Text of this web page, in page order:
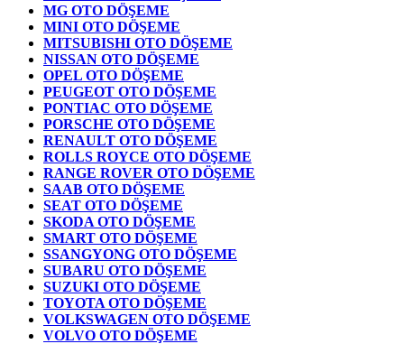
MG OTO DÖŞEME
MINI OTO DÖŞEME
MITSUBISHI OTO DÖŞEME
NISSAN OTO DÖŞEME
OPEL OTO DÖŞEME
PEUGEOT OTO DÖŞEME
PONTIAC OTO DÖŞEME
PORSCHE OTO DÖŞEME
RENAULT OTO DÖŞEME
ROLLS ROYCE OTO DÖŞEME
RANGE ROVER OTO DÖŞEME
SAAB OTO DÖŞEME
SEAT OTO DÖŞEME
SKODA OTO DÖŞEME
SMART OTO DÖŞEME
SSANGYONG OTO DÖŞEME
SUBARU OTO DÖŞEME
SUZUKI OTO DÖŞEME
TOYOTA OTO DÖŞEME
VOLKSWAGEN OTO DÖŞEME
VOLVO OTO DÖŞEME